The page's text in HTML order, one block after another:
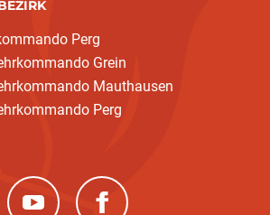
Perg
Grein
Mauthausen
Perg